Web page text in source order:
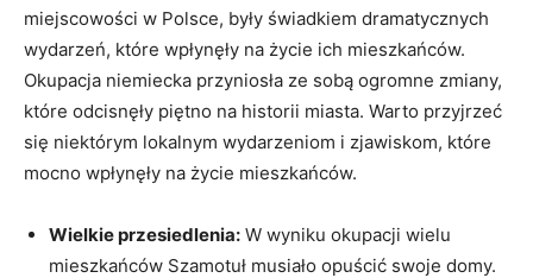
miejscowości w Polsce, były świadkiem dramatycznych
wydarzeń, które wpłynęły na życie ich mieszkańców.
Okupacja niemiecka przyniosła ze sobą ogromne zmiany,
które odcisnęły piętno na historii miasta. Warto przyjrzeć
się niektórym lokalnym wydarzeniom i zjawiskom, które
mocno wpłynęły na życie mieszkańców.
Wielkie przesiedlenia: W wyniku okupacji wielu
mieszkańców Szamotuł musiało opuścić swoje domy.